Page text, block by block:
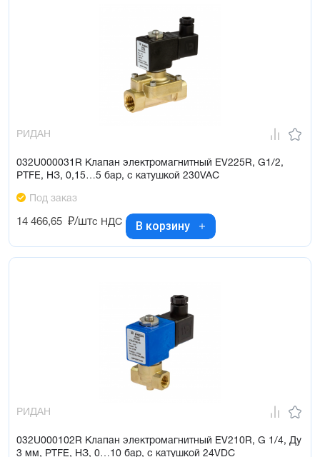
РИДАН
032U000031R Клапан электромагнитный EV225R, G1/2,
PTFE, НЗ, 0,15…5 бар, с катушкой 230VAC
Под заказ
14 466,65 ₽/штс НДС В корзину
РИДАН
032U000102R Клапан электромагнитный EV210R, G 1/4, Ду
3 мм, PTFE, НЗ, 0…10 бар, с катушкой 24VDC